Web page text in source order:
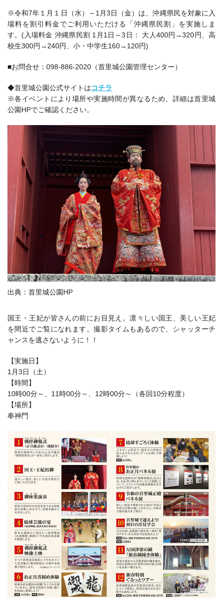
※令和7年１月１日（水）～1月3日（金）は、沖縄県民を対象に入
場料を割引料金でご利用いただける「沖縄県民割」を実施しま
す。(入場料金 沖縄県民割 1月1日～3日： 大人400円→320円、高
校生300円→240円、小・中学生160→120円)
■お問合せ：098-886-2020（首里城公園管理センター）
◆首里城公園公式サイトはコチラ
※各イベントにより場所や実施時間が異なるため、詳細は首里城
公園HPでご確認ください。
出典：首里城公園HP
国王・王妃が皆さんの前にお目見え。凛々しい国王、美しい王妃
を間近でご覧になれます。撮影タイムもあるので、シャッターチ
ャンスを逃さないように！！
【実施日】
1月3日（土）
【時間】
10時00分～、11時00分～、12時00分～
（各回10分程度）
【場所】
奉神門